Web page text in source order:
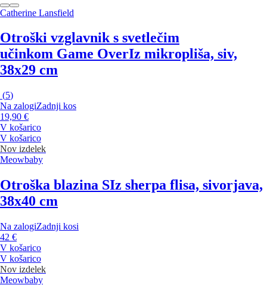
Catherine Lansfield
Otroški vzglavnik s svetlečim
učinkom Game OverIz mikropliša, siv,
38x29 cm
(5)
Na zalogiZadnji kos
19,90 €
V košarico
V košarico
Nov izdelek
Meowbaby
Otroška blazina SIz sherpa flisa, sivorjava,
38x40 cm
Na zalogiZadnji kosi
42 €
V košarico
V košarico
Nov izdelek
Meowbaby